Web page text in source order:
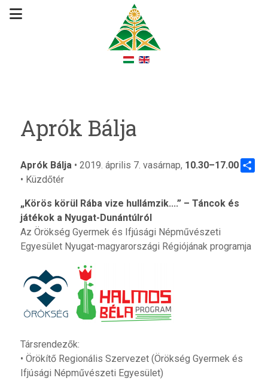
Aprók Bálja
Aprók Bálja• 2019. április 7. vasárnap, 10.30–17.00
• Küzdőtér
„Körös körül Rába vize hullámzik....” – Táncok és
játékok a Nyugat-Dunántúlról
Az Örökség Gyermek és Ifjúsági Népművészeti
Egyesület Nyugat-magyarországi Régiójának programja
Társrendezők:
• Örökítő Regionális Szervezet (Örökség Gyermek és
Ifjúsági Népművészeti Egyesület)